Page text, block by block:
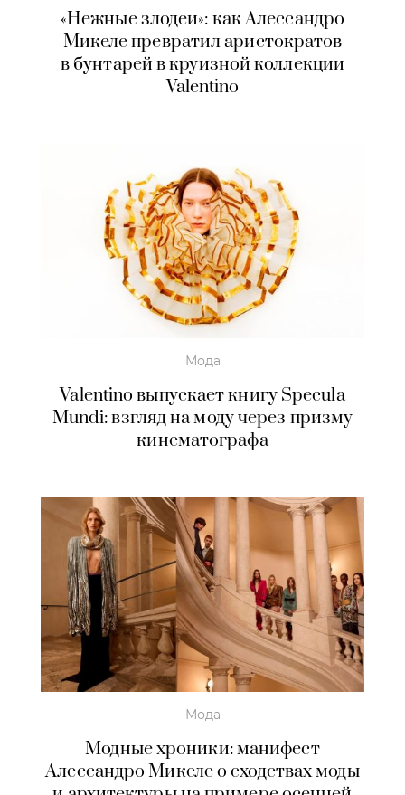
«Нежные злодеи»: как Алессандро
Микеле превратил аристократов
в бунтарей в круизной коллекции
Valentino
Мода
Valentino выпускает книгу Specula
Mundi: взгляд на моду через призму
кинематографа
Мода
Модные хроники: манифест
Алессандро Микеле о сходствах моды